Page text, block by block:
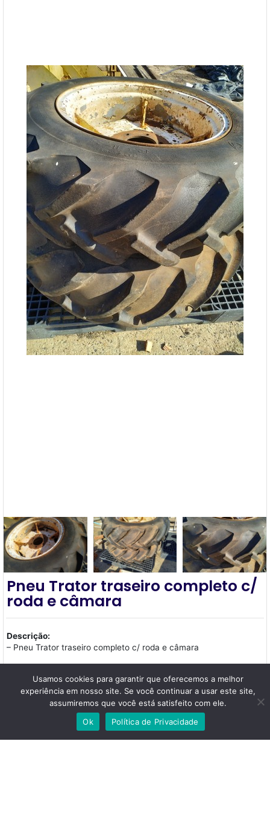
Pneu Trator traseiro completo c/
roda e câmara
Descrição:
– Pneu Trator traseiro completo c/ roda e câmara
– Perfeito com pouco uso
– Aro 24 medida: 12.4/11-24
Usamos cookies para garantir que oferecemos a melhor
experiência em nosso site. Se você continuar a usar este site,
assumiremos que você está satisfeito com ele.
Ok
Política de Privacidade